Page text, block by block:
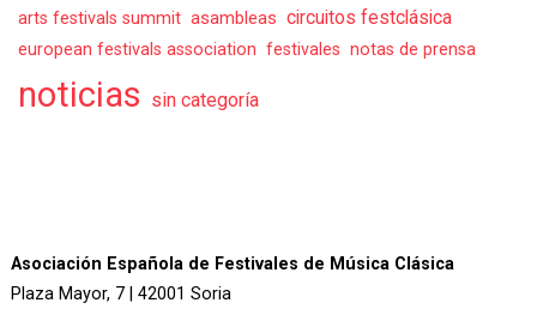
arts festivals summit asambleas circuitos festclásica
european festivals association festivales notas de prensa
noticias sin categoría
Asociación Española de Festivales de Música Clásica
Plaza Mayor, 7 | 42001 Soria